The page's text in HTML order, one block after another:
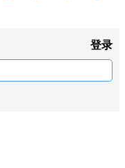
登录